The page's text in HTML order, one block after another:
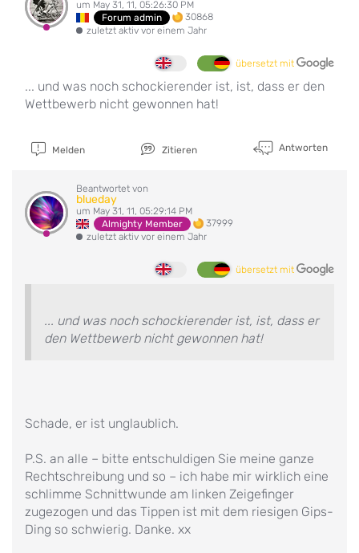
um May 31, 11, 05:26:30 PM
Forum admin
30868
zuletzt aktiv vor einem Jahr
übersetzt mit
... und was noch schockierender ist, ist, dass er den
Wettbewerb nicht gewonnen hat!
Melden Zitieren Antworten
Beantwortet von
blueday
um May 31, 11, 05:29:14 PM
Almighty Member
37999
zuletzt aktiv vor einem Jahr
übersetzt mit
... und was noch schockierender ist, ist, dass er
den Wettbewerb nicht gewonnen hat!
Schade, er ist unglaublich.
P.S. an alle – bitte entschuldigen Sie meine ganze
Rechtschreibung und so – ich habe mir wirklich eine
schlimme Schnittwunde am linken Zeigefinger
zugezogen und das Tippen ist mit dem riesigen Gips-
Ding so schwierig. Danke. xx